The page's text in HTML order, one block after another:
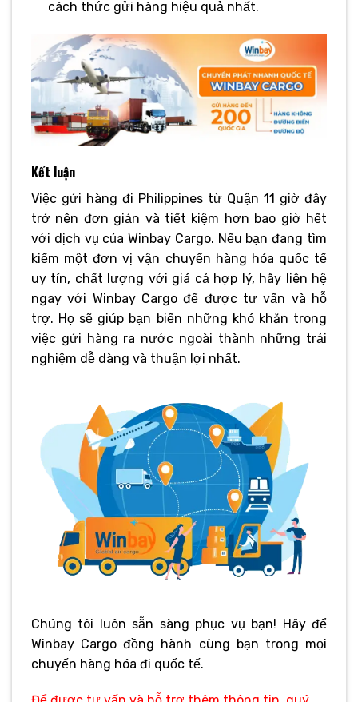
cách thức gửi hàng hiệu quả nhất.
Kết luận
Việc gửi hàng đi Philippines từ Quận 11 giờ đây
trở nên đơn giản và tiết kiệm hơn bao giờ hết
với dịch vụ của Winbay Cargo. Nếu bạn đang tìm
kiếm một đơn vị vận chuyển hàng hóa quốc tế
uy tín, chất lượng với giá cả hợp lý, hãy liên hệ
ngay với Winbay Cargo để được tư vấn và hỗ
trợ. Họ sẽ giúp bạn biến những khó khăn trong
việc gửi hàng ra nước ngoài thành những trải
nghiệm dễ dàng và thuận lợi nhất.
Chúng tôi luôn sẵn sàng phục vụ bạn! Hãy để
Winbay Cargo đồng hành cùng bạn trong mọi
chuyến hàng hóa đi quốc tế.